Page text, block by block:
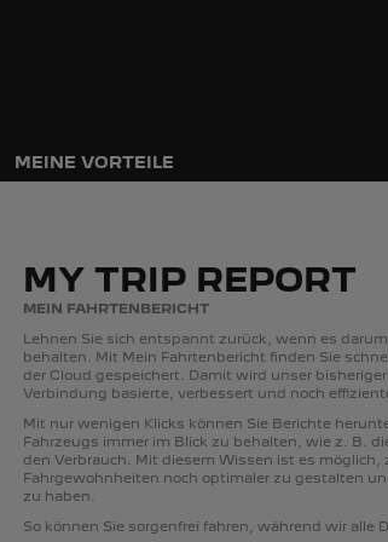
MEINE VORTEILE
MY TRIP REPORT
MEIN FAHRTENBERICHT
Lehnen Sie sich entspannt zurück, wenn es
behalten. Mit Mein Fahrtenbericht finden Sie
der Cloud gespeichert. Damit wird unser
Verbindung basierte, verbessert und noch
Mit nur wenigen Klicks können Sie Berichte
Fahrzeugs immer im Blick zu behalten, wie z. B.
den Verbrauch. Mit diesem Wissen ist es möglich,
Fahrgewohnheiten noch optimaler zu gestalten
zu haben.
So können Sie sorgenfrei fahren, während wir alle